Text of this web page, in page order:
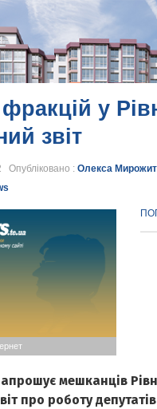
у
звіт
Опубліковано : Олекса Мирожит
мешканців
про роботу